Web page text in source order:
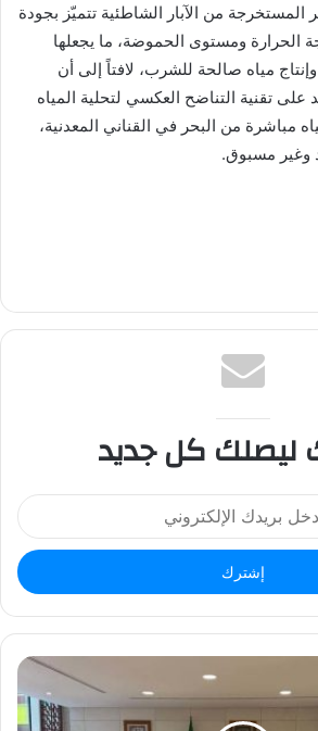
المستخرجة من الآبار الشاطئية تتميّز بجودة
الحرارة ومستوى الحموضة، ما يجعلها
وإنتاج مياه صالحة للشرب، لافتاً إلى أن
تقنية التناضح العكسي لتحلية المياه
مباشرة من البحر في القناني المعدنية،
وغير مسبوق.
ليصلك كل جديد